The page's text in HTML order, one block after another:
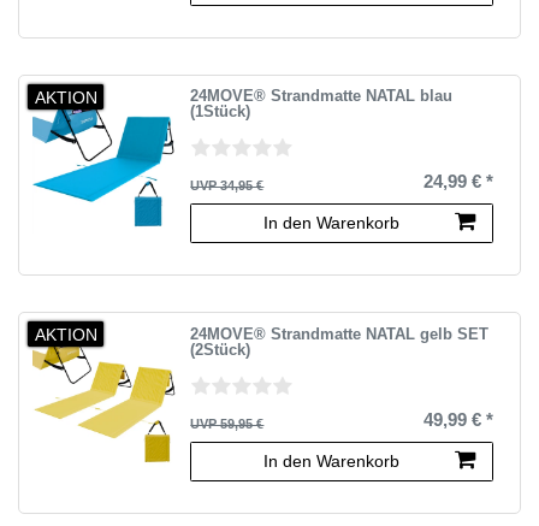
AKTION
24MOVE® Strandmatte NATAL blau
(1Stück)
UVP 34,95 € 24,99 € *
In den Warenkorb
AKTION
24MOVE® Strandmatte NATAL gelb SET
(2Stück)
UVP 59,95 € 49,99 € *
In den Warenkorb